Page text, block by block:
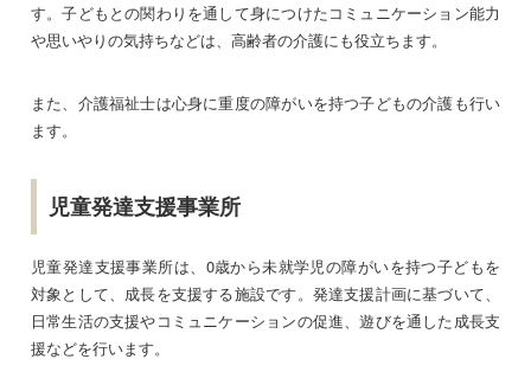
す。子どもとの関わりを通して身につけたコミュニケーション能力
や思いやりの気持ちなどは、高齢者の介護にも役立ちます。
また、介護福祉士は心身に重度の障がいを持つ子どもの介護も行い
ます。
児童発達支援事業所
児童発達支援事業所は、0歳から未就学児の障がいを持つ子どもを
対象として、成長を支援する施設です。発達支援計画に基づいて、
日常生活の支援やコミュニケーションの促進、遊びを通した成長支
援などを行います。